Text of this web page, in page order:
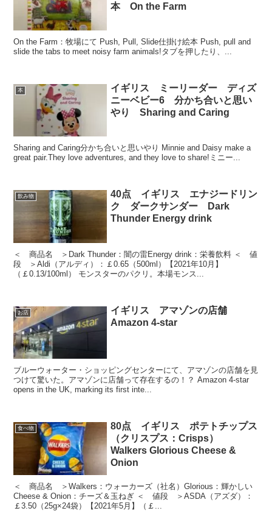
本 On the Farm
On the Farm：牧場にて Push, Pull, Slide仕掛け絵本 Push, pull and
slide the tabs to meet noisy farm animals!タブを押したり、...
本
イギリス ミーリーダー ディズ
ニーベビー6 分かち合いと思い
やり Sharing and Caring
Sharing and Caring分かち合いと思いやり Minnie and Daisy make a
great pair.They love adventures, and they love to share!ミニー...
飲み物
40点 イギリス エナジードリン
ク ダークサンダー Dark
Thunder Energy drink
＜ 商品名 ＞Dark Thunder：闇の雷Energy drink：栄養飲料 ＜ 値
段 ＞Aldi（アルディ）：￡0.65（500ml）【2021年10月】
（￡0.13/100ml） モンスターのパクリ。本場モンス...
お店
イギリス アマゾンの店舗
Amazon 4-star
ブルーウォーター・ショッピングセンターにて、アマゾンの店舗を見
つけて驚いた。アマゾンに店舗って存在するの！？ Amazon 4-star
opens in the UK, marking its first inte...
食べ物
80点 イギリス ポテトチップス
（クリスプス：Crisps）
Walkers Glorious Cheese &
Onion
＜ 商品名 ＞Walkers：ウォーカーズ（社名）Glorious：輝かしい
Cheese & Onion：チーズ＆玉ねぎ ＜ 値段 ＞ASDA（アズダ）：
￡3.50（25g×24袋）【2021年5月】（￡...